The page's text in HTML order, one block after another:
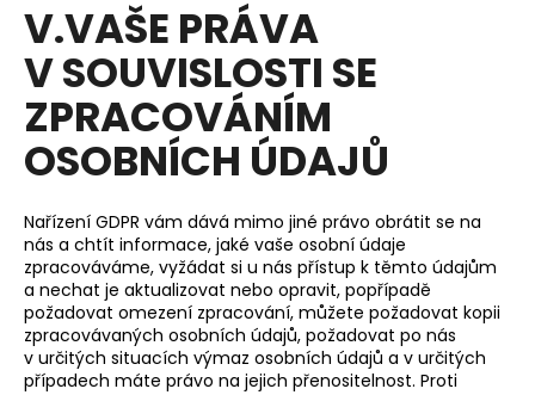
V.VAŠE PRÁVA
V SOUVISLOSTI SE
ZPRACOVÁNÍM
OSOBNÍCH ÚDAJŮ
Nařízení GDPR vám dává mimo jiné právo obrátit se na
nás a chtít informace, jaké vaše osobní údaje
zpracováváme, vyžádat si u nás přístup k těmto údajům
a nechat je aktualizovat nebo opravit, popřípadě
požadovat omezení zpracování, můžete požadovat kopii
zpracovávaných osobních údajů, požadovat po nás
v určitých situacích výmaz osobních údajů a v určitých
případech máte právo na jejich přenositelnost. Proti